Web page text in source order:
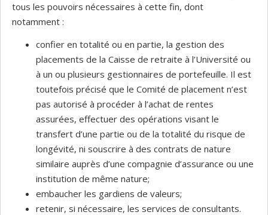
tous les pouvoirs nécessaires à cette fin, dont
notamment :
confier en totalité ou en partie, la gestion des
placements de la Caisse de retraite à l’Université ou
à un ou plusieurs gestionnaires de portefeuille. Il est
toutefois précisé que le Comité de placement n’est
pas autorisé à procéder à l’achat de rentes
assurées, effectuer des opérations visant le
transfert d’une partie ou de la totalité du risque de
longévité, ni souscrire à des contrats de nature
similaire auprès d’une compagnie d’assurance ou une
institution de même nature;
embaucher les gardiens de valeurs;
retenir, si nécessaire, les services de consultants.